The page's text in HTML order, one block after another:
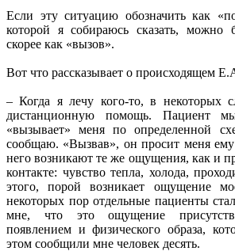
Если эту ситуацию обозначить как
которой я собираюсь сказать, можно
скорее как «вызов».
Вот что рассказывает о происходящем
– Когда я лечу кого-то, в некоторых
дистанционную помощь. Пациент
«вызывает» меня по определенной
сообщаю. «Вызвав», он просит меня
него возникают те же ощущения, как и
контакте: чувство тепла, холода,
этого, порой возникает ощущение
некоторых пор отдельные пациенты
мне, что это ощущение
появлением и физического образа,
этом сообщили мне человек десять.